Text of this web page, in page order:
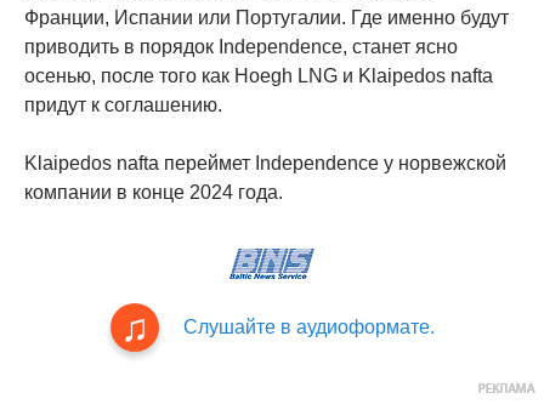
Франции, Испании или Португалии. Где именно будут
приводить в порядок Independence, станет ясно
осенью, после того как Hoegh LNG и Klaipedos nafta
придут к соглашению.
Klaipedos nafta переймет Independence у норвежской
компании в конце 2024 года.
Слушайте в аудиоформате.